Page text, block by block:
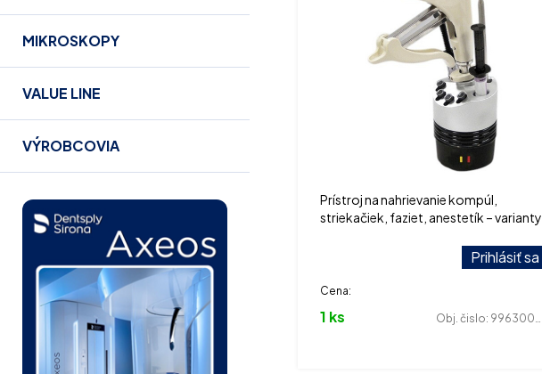
MIKROSKOPY
VALUE LINE
VÝROBCOVIA
Prístroj na nahrievanie kompúl,
striekačiek, faziet, anestetík – varianty
Cena:
Prihlásiť sa
1 ks Obj. čislo: 996300067